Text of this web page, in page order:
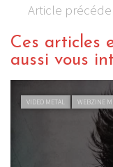
Article
Ces articles
aussi vous
VIDEO METAL WEBZINE